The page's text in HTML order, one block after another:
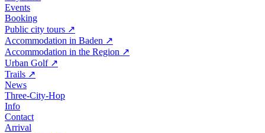
Events
Booking
Public city tours ↗
Accommodation in Baden ↗
Accommodation in the Region ↗
Urban Golf ↗
Trails ↗
News
Three-City-Hop
Info
Contact
Arrival